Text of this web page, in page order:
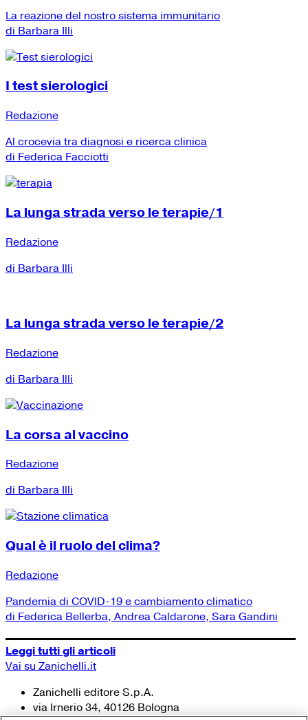
La reazione del nostro sistema immunitario
di Barbara Illi
I test sierologici
Redazione
Al crocevia tra diagnosi e ricerca clinica
di Federica Facciotti
La lunga strada verso le terapie/1
Redazione
di Barbara Illi
La lunga strada verso le terapie/2
Redazione
di Barbara Illi
La corsa al vaccino
Redazione
di Barbara Illi
Qual è il ruolo del clima?
Redazione
Pandemia di COVID-19 e cambiamento climatico
di Federica Bellerba, Andrea Caldarone, Sara Gandini
Leggi tutti gli articoli
Vai su Zanichelli.it
Zanichelli editore S.p.A.
via Irnerio 34, 40126 Bologna